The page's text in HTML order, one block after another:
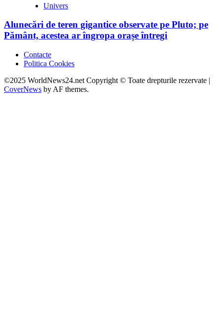
Univers
Alunecări de teren gigantice observate pe Pluto; pe
Pământ, acestea ar îngropa orașe întregi
Contacte
Politica Cookies
©2025 WorldNews24.net Copyright © Toate drepturile rezervate |
CoverNews by AF themes.